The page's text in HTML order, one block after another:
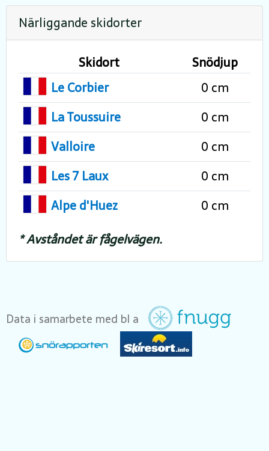
Närliggande skidorter
Skidort
Snödjup
Le Corbier
0 cm
La Toussuire
0 cm
Valloire
0 cm
Les 7 Laux
0 cm
Alpe d'Huez
0 cm
* Avståndet är fågelvägen.
Data i samarbete med bl a